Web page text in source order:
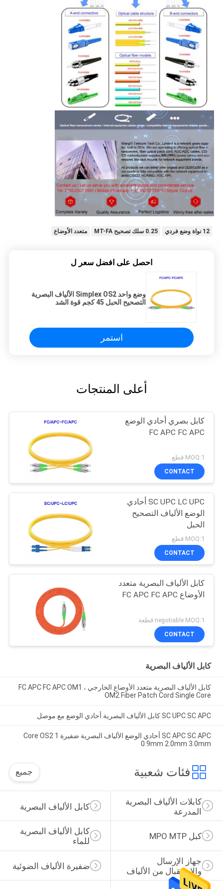
12 نواة وضع فردي 0.25 سلك تصحيح MT-FA متعدد الأوضاع
احصل على افضل سعر ل
وضع واحد Simplex OS2 الألياف البصرية
التصحيح الحبل 45 كجم قوة الشد
استمر
أعلى المنتجات
كابل بصري أحادي الوضع
FC APC FC APC
MOQ:1 قطع
CONTACT
SC UPC LC UPC أحادي
الوضع الألياف التصحيح
الحبل
MOQ:1 قطع
CONTACT
كابل الألياف البصرية متعدد
الأوضاع FC APC FC APC
negotiable MOQ:1 قطعة
CONTACT
كابل الألياف البصرية
كابل الألياف البصرية متعدد الأوضاع الخارجي ، FC APC FC APC OM1
OM2 Fiber Patch Cord Single Core
SC UPC SC APC كابل الألياف البصرية أحادي الوضع مع موصل
SC APC SC APC أحادي الوضع الألياف البصرية ضفيرة 1 Core OS2
0.9mm 2.0mm 3.0mm
فئات شعبية جميع
كابل الألياف البصرية
كابلات الألياف البصرية
المدرعة
كابل الألياف البصرية
للماء
كبل MPO MTP
ضفيرة الألياف الضوئية
جهاز الإرسال
والاستقبال من الألياف
جيجابت